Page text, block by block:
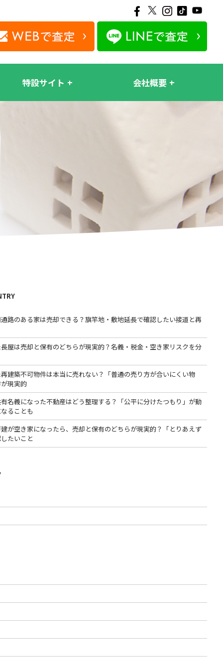
特設サイト 会社概要
通路のある家は売却できる？旗竿地・敷地延長で確認したい接道と再
屋は売却と保有のどちらが現実的？名義・税金・空き家リスクを分
建築不可物件は本当に売れない？「普通の売り方が合いにくい物
現実的
名義になった不動産はどう整理する？「公平に分けたつもり」が動
ることも
が空き家になったら、売却と保有のどちらが現実的？「とりあえず
たいこと